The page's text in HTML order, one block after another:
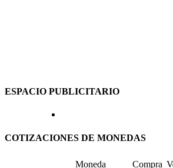
ESPACIO PUBLICITARIO
COTIZACIONES DE MONEDAS
Moneda Compra